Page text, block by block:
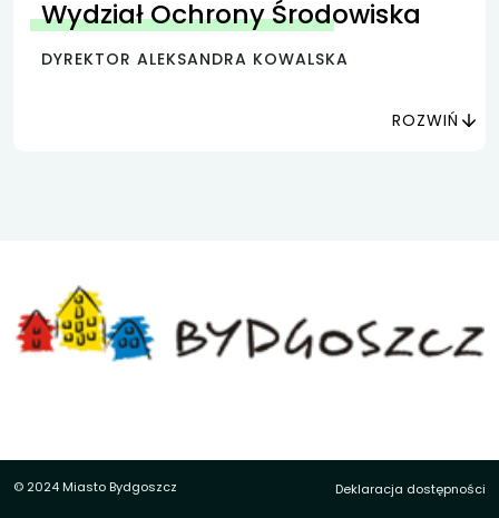
Wydział Ochrony Środowiska
DYREKTOR ALEKSANDRA KOWALSKA
ROZWIŃ
© 2024 Miasto Bydgoszcz Deklaracja dostępności